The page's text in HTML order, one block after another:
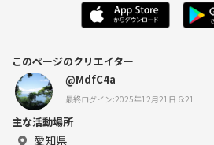
このページのクリエイター
@MdfC4a
最終ログイン:2025年12月21日 6:21
主な活動場所
愛知県